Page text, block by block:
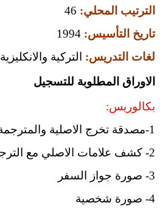
الترتيب المحلي:
تاريخ التأسيس:
لغات التدريس: التركية والانكليزية
الاوراق المطلوبة للتسجيل
بكالوريس:
1-مصدقة تخرج الاصلية والمترجمة للغة التركية ومصدقة من كاتب العدل
2- كشف علامات الاصلي مع الترجمة والتصديق من كاتب العدل
3- صورة جواز السفر
4- صورة شخصية